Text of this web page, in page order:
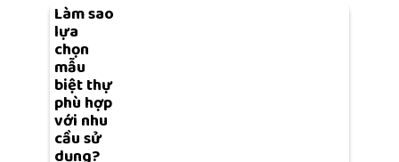
Làm sao
lựa
chọn
mẫu
biệt thự
phù hợp
với nhu
cầu sử
dụng?